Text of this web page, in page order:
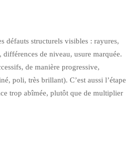
défauts structurels visibles : rayures,
différences de niveau, usure marquée.
de manière progressive,
poli, très brillant). C’est aussi l’étape
trop abîmée, plutôt que de multiplier